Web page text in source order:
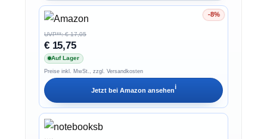
-8%
Ersparnis 8%
UVP**: € 17,05
€ 15,75
Auf Lager
Preise inkl. MwSt., zzgl. Versandkosten
Jetzt bei Amazon ansehenℹ︎